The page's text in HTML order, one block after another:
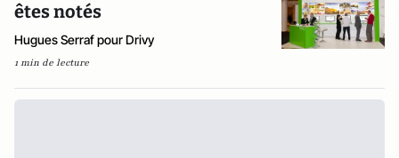
êtes notés
Hugues Serraf pour Drivy
1 min de lecture